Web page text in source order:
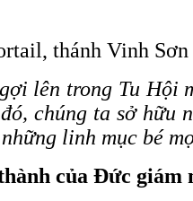
thánh Vinh
lên trong Tu Hội
chúng ta sở hữu
linh mục bé
của Đức giám